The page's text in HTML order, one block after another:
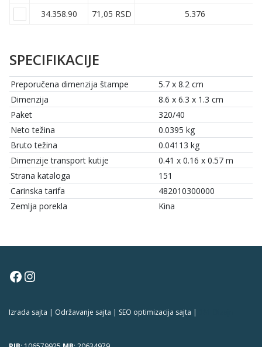
34.358.90
71,05 RSD 5.376
SPECIFIKACIJE
Preporučena dimenzija štampe
5.7 x 8.2 cm
Dimenzija
8.6 x 6.3 x 1.3 cm
Paket
320/40
Neto težina
0.0395 kg
Bruto težina
0.04113 kg
Dimenzije transport kutije
0.41 x 0.16 x 0.57 m
Strana kataloga
151
Carinska tarifa
482010300000
Zemlja porekla
Kina
Facebook
Instagram
Izrada sajta | Održavanje sajta | SEO optimizacija sajta |